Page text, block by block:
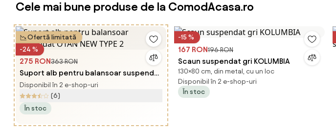
Cele mai bune produse de la ComodAcasa.ro
Ofertă limitată
-24 %
275 RON363 RON
Suport alb pentru balansoar suspendat
OTAN NEW TYPE 2
Disponibil în 2 e-shop-uri
(6)
În stoc
-15 %
167 RON196 RON
Scaun suspendat gri KOLUMBIA
130×80 cm, din metal, cu un loc
Disponibil în 2 e-shop-uri
În stoc